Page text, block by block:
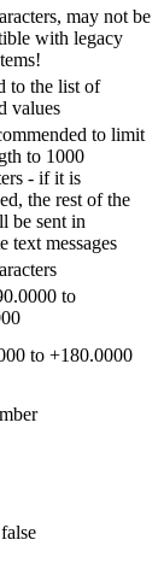
may not be
with legacy
to the list of
values
to limit
to 1000
- if it is
the rest of the
be sent in
text messages
to
to +180.0000